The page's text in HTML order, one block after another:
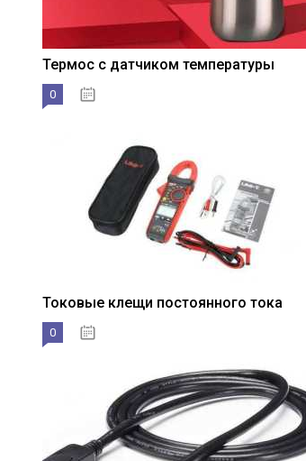
Термос с датчиком температуры
0
Токовые клещи постоянного тока
0